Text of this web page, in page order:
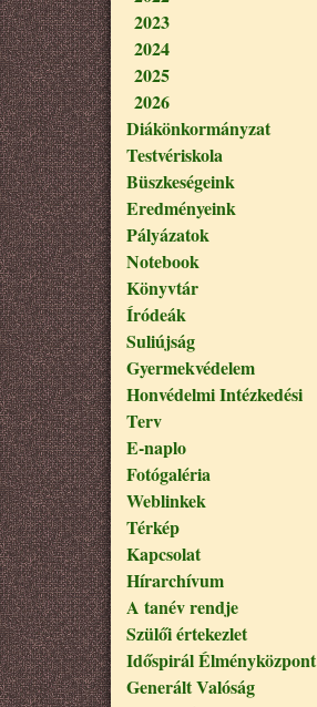
2023
2024
2025
2026
Diákönkormányzat
Testvériskola
Büszkeségeink
Eredményeink
Pályázatok
Notebook
Könyvtár
Íródeák
Suliújság
Gyermekvédelem
Honvédelmi Intézkedési
Terv
E-naplo
Fotógaléria
Weblinkek
Térkép
Kapcsolat
Hírarchívum
A tanév rendje
Szülői értekezlet
Időspirál Élményközpont
Generált Valóság